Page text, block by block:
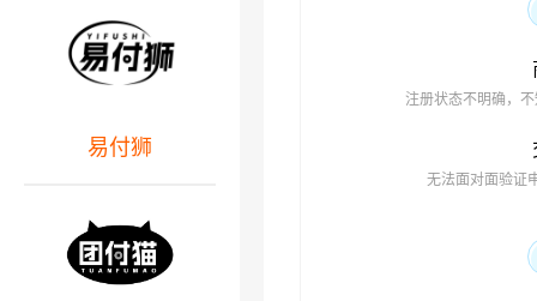
注册状态不明确，
无法面对面验证
易付狮